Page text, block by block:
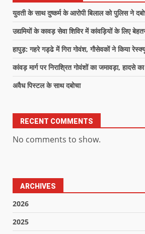
युवती के साथ दुष्कर्म के आरोपी बिलाल को पुलिस ने
उद्यमियों के कावड़ सेवा शिविर में कांवड़ियों के लिए
हापुड़: गहरे गड्ढे में गिरा गोवंश, गौसेवकों ने किया
कांवड़ मार्ग पर निराश्रित गोवंशों का जमावड़ा, हादसे
अवैध पिस्टल के साथ दबोचा
RECENT COMMENTS
No comments to show.
ARCHIVES
2026
2025